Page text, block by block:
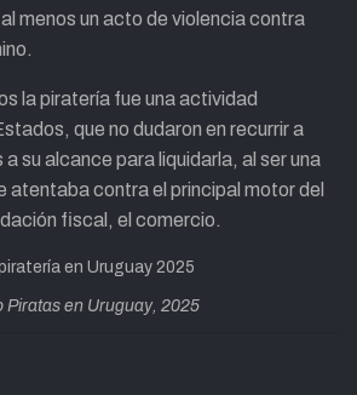
menos un acto de violencia contra
la piratería fue una actividad
que no dudaron en recurrir a
su alcance para liquidarla, al ser una
atentaba contra el principal motor del
fiscal, el comercio.
Piratas en Uruguay, 2025